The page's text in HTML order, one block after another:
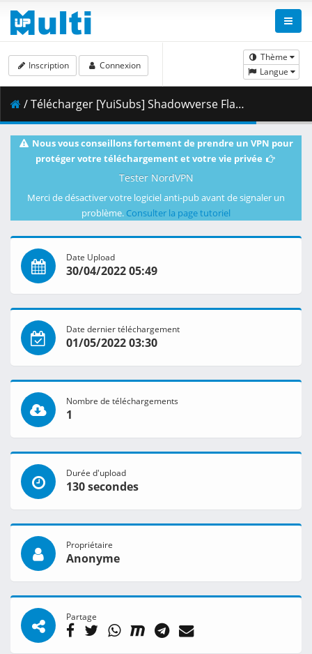
Thème
Langue
Inscription Connexion
/ Télécharger [YuiSubs] Shadowverse Flame - 05 (x265 H.265 1080p).mkv.002 ( 334.50 MB )
Nous vous conseillons fortement de prendre un VPN pour
protéger votre téléchargement et votre vie privée
Tester NordVPN
Merci de désactiver votre logiciel anti-pub avant de signaler un
problème. Consulter la page tutoriel
Date Upload
30/04/2022 05:49
Date dernier téléchargement
01/05/2022 03:30
Nombre de téléchargements
1
Durée d'upload
130 secondes
Propriétaire
Anonyme
Partage